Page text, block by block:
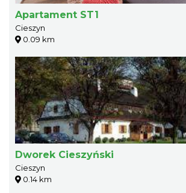
Apartament ST1
Cieszyn
0.09 km
Dworek Cieszyński
Cieszyn
0.14 km